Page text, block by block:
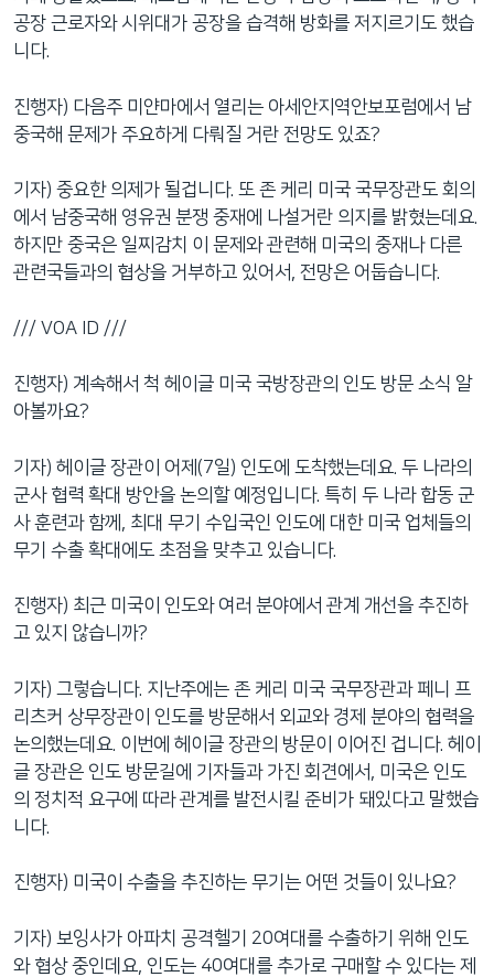
공장 근로자와 시위대가 공장을 습격해 방화를 저지르기도 했습
니다.
진행자) 다음주 미얀마에서 열리는 아세안지역안보포럼에서 남
중국해 문제가 주요하게 다뤄질 거란 전망도 있죠?
기자) 중요한 의제가 될겁니다. 또 존 케리 미국 국무장관도 회의
에서 남중국해 영유권 분쟁 중재에 나설거란 의지를 밝혔는데요.
하지만 중국은 일찌감치 이 문제와 관련해 미국의 중재나 다른
관련국들과의 협상을 거부하고 있어서, 전망은 어둡습니다.
/// VOA ID ///
진행자) 계속해서 척 헤이글 미국 국방장관의 인도 방문 소식 알
아볼까요?
기자) 헤이글 장관이 어제(7일) 인도에 도착했는데요. 두 나라의
군사 협력 확대 방안을 논의할 예정입니다. 특히 두 나라 합동 군
사 훈련과 함께, 최대 무기 수입국인 인도에 대한 미국 업체들의
무기 수출 확대에도 초점을 맞추고 있습니다.
진행자) 최근 미국이 인도와 여러 분야에서 관계 개선을 추진하
고 있지 않습니까?
기자) 그렇습니다. 지난주에는 존 케리 미국 국무장관과 페니 프
리츠커 상무장관이 인도를 방문해서 외교와 경제 분야의 협력을
논의했는데요. 이번에 헤이글 장관의 방문이 이어진 겁니다. 헤이
글 장관은 인도 방문길에 기자들과 가진 회견에서, 미국은 인도
의 정치적 요구에 따라 관계를 발전시킬 준비가 돼있다고 말했습
니다.
진행자) 미국이 수출을 추진하는 무기는 어떤 것들이 있나요?
기자) 보잉사가 아파치 공격헬기 20여대를 수출하기 위해 인도
와 협상 중인데요, 인도는 40여대를 추가로 구매할 수 있다는 제